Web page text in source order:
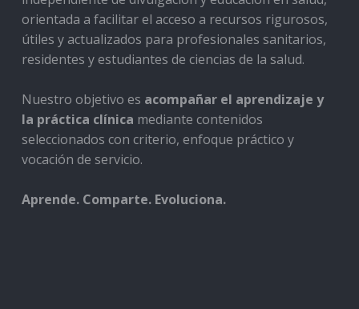
orientada a facilitar el acceso a recursos rigurosos,
útiles y actualizados para profesionales sanitarios,
residentes y estudiantes de ciencias de la salud.
Nuestro objetivo es acompañar el aprendizaje y
la práctica clínica mediante contenidos
seleccionados con criterio, enfoque práctico y
vocación de servicio.
Aprende. Comparte. Evoluciona.